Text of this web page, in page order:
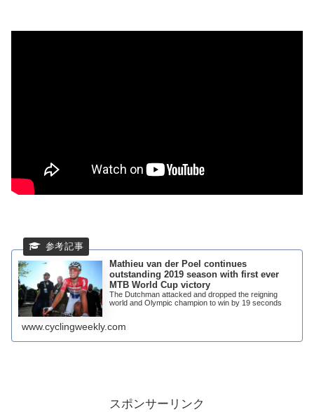
Mathieu van der Poel continues
outstanding 2019 season with first ever
MTB World Cup victory
The Dutchman attacked and dropped the reigning
world and Olympic champion to win by 19 seconds
www.cyclingweekly.com
スポンサーリンク